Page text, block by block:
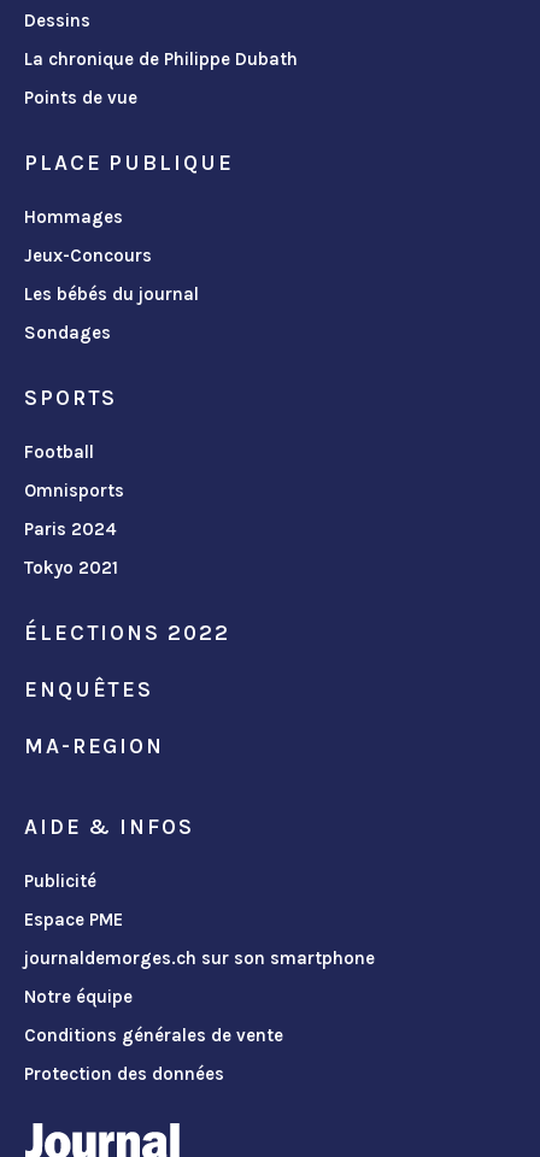
Dessins
La chronique de Philippe Dubath
Points de vue
PLACE PUBLIQUE
Hommages
Jeux-Concours
Les bébés du journal
Sondages
SPORTS
Football
Omnisports
Paris 2024
Tokyo 2021
ÉLECTIONS 2022
ENQUÊTES
MA-REGION
AIDE & INFOS
Publicité
Espace PME
journaldemorges.ch sur son smartphone
Notre équipe
Conditions générales de vente
Protection des données